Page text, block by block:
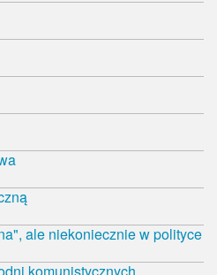
ale niekoniecznie w polityce
komunistycznych